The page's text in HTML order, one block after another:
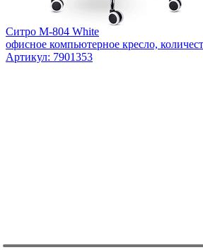
Ситро М-804 White
офисное компьютерное кресло,
Артикул: 7901353